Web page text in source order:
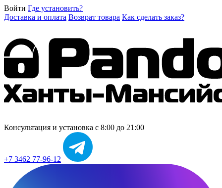
Войти Где установить?
Доставка и оплата Возврат товара Как сделать заказ?
Консультация и установка с 8:00 до 21:00
+7 3462 77-96-12